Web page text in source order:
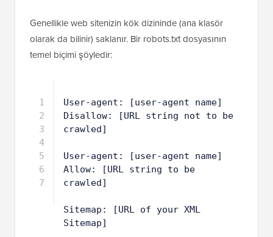
Genellikle web sitenizin kök dizininde (ana klasör
olarak da bilinir) saklanır. Bir robots.txt dosyasının
temel biçimi şöyledir:
1
2
3
4
5
User-agent: [user-agent name]
Disallow: [URL string not to be
crawled]
User-agent: [user-agent name]
Allow: [URL string to be
crawled]
Sitemap: [URL of your XML
Sitemap]